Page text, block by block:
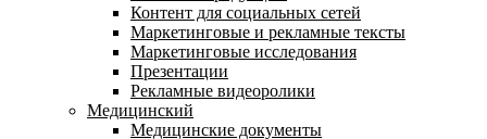
Контент для социальных сетей
Маркетинговые и рекламные тексты
Маркетинговые исследования
Презентации
Рекламные видеоролики
Медицинский
Медицинские документы